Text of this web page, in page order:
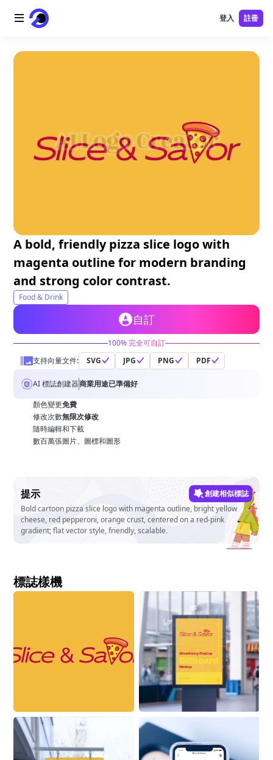
首頁
AI 視頻
免費工具
登入 註冊
A bold, friendly pizza slice logo with
magenta outline for modern branding
and strong color contrast.
Food & Drink
自訂
100% 完全可自訂
支持向量文件:
SVG JPG PNG PDF
AI 標誌創建器商業用途已準備好
顏色變更免費
修改次數無限次修改
隨時編輯和下載
數百萬張圖片、圖標和圖形
提示
創建相似標誌
Bold cartoon pizza slice logo with magenta outline, bright yellow
cheese, red pepperoni, orange crust, centered on a red-pink
gradient; flat vector style, friendly, scalable.
標誌樣機
Advertising Display
Billboard
Mockup
9:41
Slice & Savor